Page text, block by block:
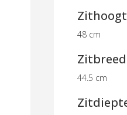
48 cm
44.5 cm